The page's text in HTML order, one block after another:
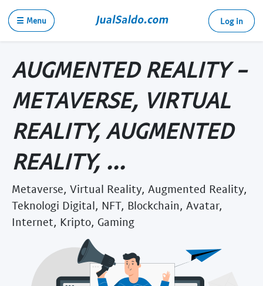
☰ Menu Log in
AUGMENTED REALITY -
METAVERSE, VIRTUAL
REALITY, AUGMENTED
REALITY, ...
Metaverse, Virtual Reality, Augmented Reality,
Teknologi Digital, NFT, Blockchain, Avatar,
Internet, Kripto, Gaming